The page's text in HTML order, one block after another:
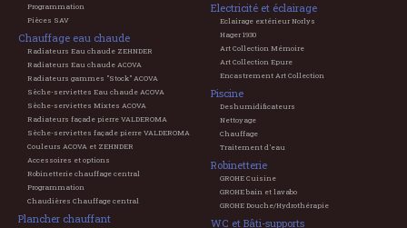
Programmation
Pièces SAV
Chauffage eau chaude
Radiateurs Eau chaude ZEHNDER
Radiateurs Eau chaude ACOVA
Radiateurs gammes "Stock" ACOVA
Sèche-serviettes Eau chaude ACOVA
Sèche-serviettes Mixtes ACOVA
Radiateurs façade pierre VALDEROMA
Sèche-serviettes façade pierre VALDEROMA
Couleurs ACOVA et ZEHNDER
Accessoires et options
Robinetterie chauffage central
Programmation
Chaudières Chauffage central
Plancher chauffant
Electricité et éclairage
Eclairage extérieur Norlys
Hager 1930
Art Collection Mémoire
Art Collection Epure
Encastrement Art Collection
Piscine
Deshumidificateurs
Nettoyage
Chauffage
Traitement d'eau
Robinetterie
GROHE Cuisine
GROHE bain et lavabo
GROHE Douche/Hydrothérapie
WC et Bâti-supports